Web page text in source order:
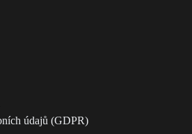
údajů (GDPR)